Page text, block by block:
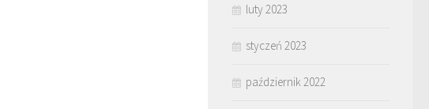
luty 2023
styczeń 2023
październik 2022